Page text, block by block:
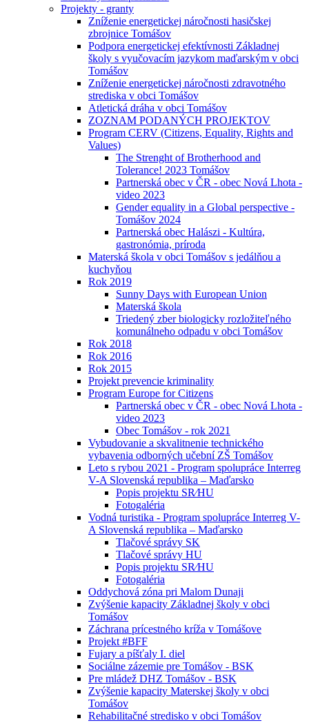
Projekty - granty
Zníženie energetickej náročnosti hasičskej
zbrojnice Tomášov
Podpora energetickej efektívnosti Základnej
školy s vyučovacím jazykom maďarským v obci
Tomášov
Zníženie energetickej náročnosti zdravotného
strediska v obci Tomášov
Atletická dráha v obci Tomášov
ZOZNAM PODANÝCH PROJEKTOV
Program CERV (Citizens, Equality, Rights and
Values)
The Strenght of Brotherhood and
Tolerance! 2023 Tomášov
Partnerská obec v ČR - obec Nová Lhota -
video 2023
Gender equality in a Global perspective -
Tomášov 2024
Partnerská obec Halászi - Kultúra,
gastronómia, príroda
Materská škola v obci Tomášov s jedálňou a
kuchyňou
Rok 2019
Sunny Days with European Union
Materská škola
Triedený zber biologicky rozložiteľného
komunálneho odpadu v obci Tomášov
Rok 2018
Rok 2016
Rok 2015
Projekt prevencie kriminality
Program Europe for Citizens
Partnerská obec v ČR - obec Nová Lhota -
video 2023
Obec Tomášov - rok 2021
Vybudovanie a skvalitnenie technického
vybavenia odborných učební ZŠ Tomášov
Leto s rybou 2021 - Program spolupráce Interreg
V-A Slovenská republika – Maďarsko
Popis projektu SR⁄HU
Fotogaléria
Vodná turistika - Program spolupráce Interreg V-
A Slovenská republika – Maďarsko
Tlačové správy SK
Tlačové správy HU
Popis projektu SR⁄HU
Fotogaléria
Oddychová zóna pri Malom Dunaji
Zvýšenie kapacity Základnej školy v obci
Tomášov
Záchrana prícestného kríža v Tomášove
Projekt #BFF
Fujary a píšťaly I. diel
Sociálne zázemie pre Tomášov - BSK
Pre mládež DHZ Tomášov - BSK
Zvýšenie kapacity Materskej školy v obci
Tomášov
Rehabilitačné stredisko v obci Tomášov